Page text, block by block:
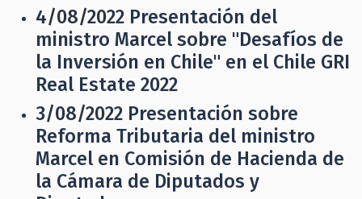
4/08/2022 Presentación del
ministro Marcel sobre "Desafíos de
la Inversión en Chile" en el Chile GRI
Real Estate 2022
3/08/2022 Presentación sobre
Reforma Tributaria del ministro
Marcel en Comisión de Hacienda de
la Cámara de Diputados y